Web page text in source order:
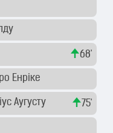
68'
Енріке
Аугусту 75'